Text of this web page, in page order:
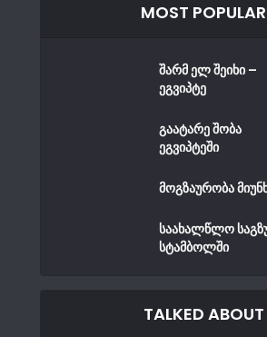
MOST POPULAR
შარმ ელ შეიხი –
ეგვიპტე
გაატარე შობა
ეგვიპტეში
მოგზაურობა
საახალწლო
სტამბოლში
TALKED ABOUT